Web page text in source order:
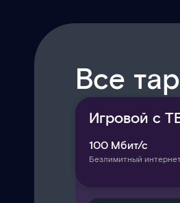
Все
Игровой с
100 Мбит/с
Безлимитный